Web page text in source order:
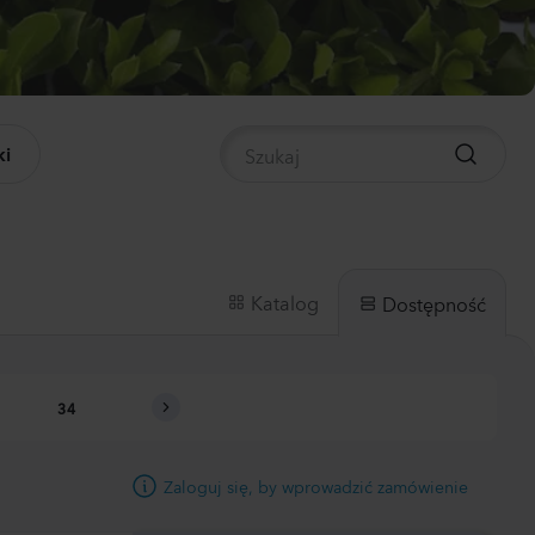
medium
Katalog Dostępność
34 35
Zaloguj się, by wprowadzić zamówienie